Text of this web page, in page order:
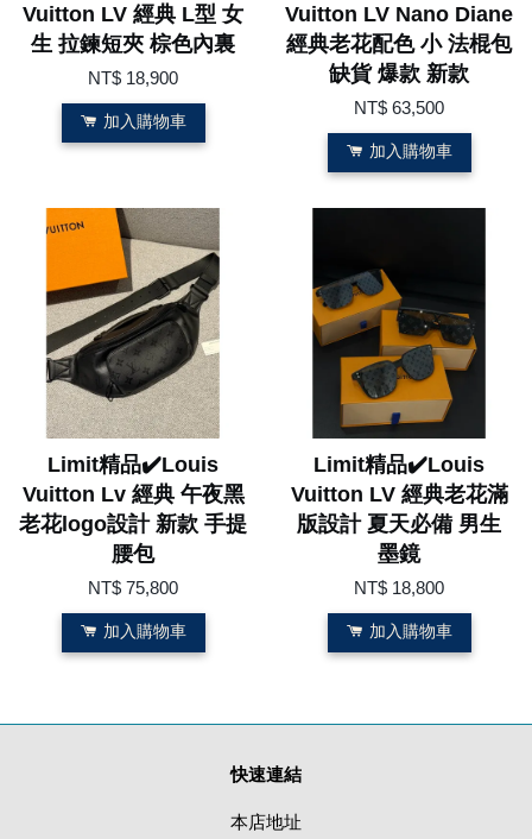
Vuitton LV 經典 L型 女
生 拉鍊短夾 棕色內裏
NT$ 18,900
加入購物車
Vuitton LV Nano Diane
經典老花配色 小 法棍包
缺貨 爆款 新款
NT$ 63,500
加入購物車
Limit精品✔️Louis
Vuitton Lv 經典 午夜黑
老花logo設計 新款 手提
腰包
NT$ 75,800
加入購物車
Limit精品✔️Louis
Vuitton LV 經典老花滿
版設計 夏天必備 男生
墨鏡
NT$ 18,800
加入購物車
快速連結
本店地址